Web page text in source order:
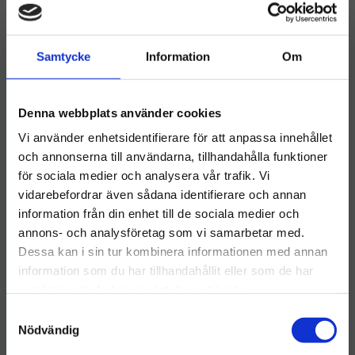
Samtycke Information Om
Denna webbplats använder cookies
Vi använder enhetsidentifierare för att anpassa innehållet
och annonserna till användarna, tillhandahålla funktioner
för sociala medier och analysera vår trafik. Vi
vidarebefordrar även sådana identifierare och annan
information från din enhet till de sociala medier och
annons- och analysföretag som vi samarbetar med.
Dessa kan i sin tur kombinera informationen med annan
information som du har tillhandahållit eller som de har
Nödvändig
​Activa Free Handdisk 1L –
Handdisk
45kr
INFO
handdiskmedel, milt och
effektivt. Används till
rengöring. Med en frisk doft
av lime
48kr
INFO
Välkommen till hygieneleeds.se
Vill du handla som företag eller privatperson?
FÖRETAG